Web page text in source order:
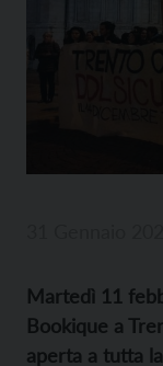
Martedì 11
Bookique a
aperta a tutta